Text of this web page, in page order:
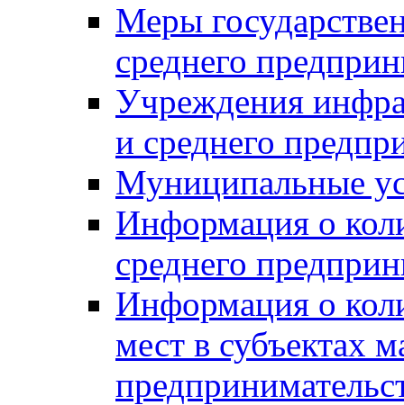
Меры
среднего
Учреждения
и среднего
Муниципальные
Информация о
среднего
Информация о
мест в субъектах